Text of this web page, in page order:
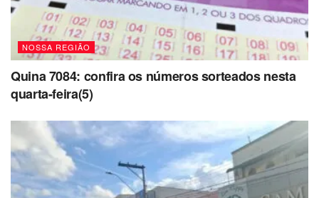
NOSSA REGIÃO
Quina 7084: confira os números sorteados nesta
quarta-feira(5)